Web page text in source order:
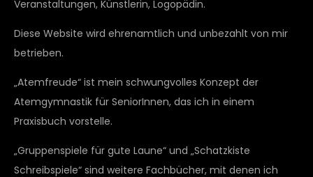
Veranstaltungen, Künstlerin, Logopädin.
Diese Website wird ehrenamtlich und unbezahlt von mir
betrieben.
„Atemfreude“ ist mein schwungvolles Konzept der
Atemgymnastik für SeniorInnen, das ich in einem
Praxisbuch vorstelle.
„Gruppenspiele für gute Laune“ und „Schatzkiste
Schreibspiele“ sind weitere Fachbücher, mit denen ich